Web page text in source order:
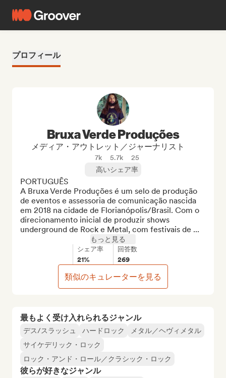
プロフィール
最もよく受け入れられるジャンル
デス/スラッシュ ハードロック
メタル／ヘヴィメタル
サイケデリック・ロック
ロック・アンド・ロール／クラシック・ロック
彼らが好きなジャンル
Bruxa Verde Produções
メディア・アウトレット／ジャーナリスト
7k 5.7k
25
高いシェア率
PORTUGUÊS
A Bruxa Verde Produções é um selo de produção
de eventos e assessoria de comunicação nascida
em 2018 na cidade de Florianópolis/Brasil. Com o
direcionamento inicial de produzir shows
underground de Rock e Metal, com festivais de ...
もっと見る
シェア率
21%
回答数
269
類似のキュレーターを見る